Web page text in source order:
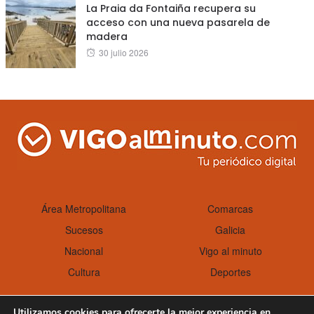
La Praia da Fontaiña recupera su
acceso con una nueva pasarela de
madera
Posted
30 julio 2026
Área Metropolitana
Comarcas
Sucesos
Galicia
Nacional
Vigo al minuto
Cultura
Deportes